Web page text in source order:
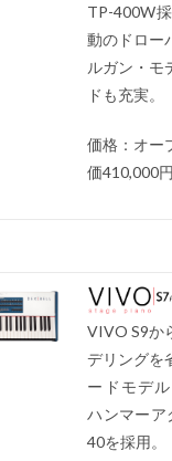
TP-400W
動のドロー
ルガン・モ
ドも充実。
価格：オー
価410,000
VIVO S9か
デリングを
ードモデ
ハンマーア
40を採用。